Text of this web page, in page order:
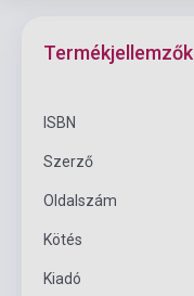
Termékjellemzők
ISBN
Szerző
Oldalszám
Kötés
Kiadó